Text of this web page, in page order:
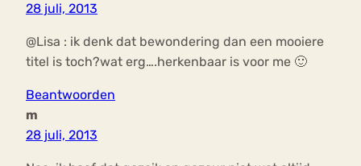
28 juli, 2013
@Lisa : ik denk dat bewondering dan een mooiere
titel is toch?wat erg….herkenbaar is voor me 🙂
Beantwoorden
m
28 juli, 2013